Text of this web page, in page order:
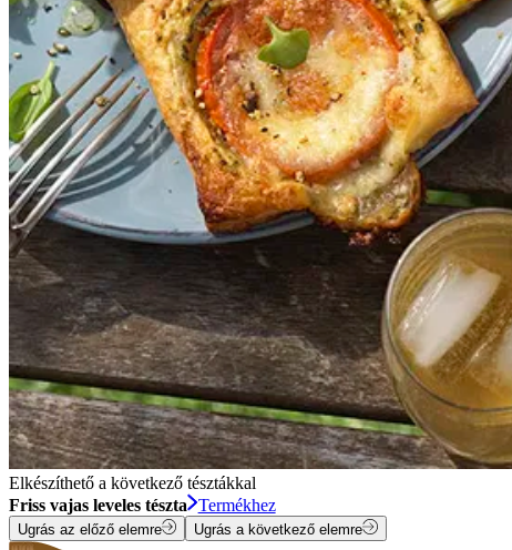
Elkészíthető a következő tésztákkal
Friss vajas leveles tészta
Termékhez
Ugrás az előző elemre Ugrás a következő elemre